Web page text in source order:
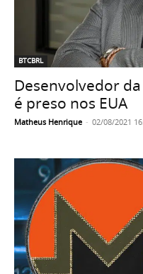
BTCBRL
Desenvolvedor
é preso nos EUA
Matheus Henrique - 02/08/2021